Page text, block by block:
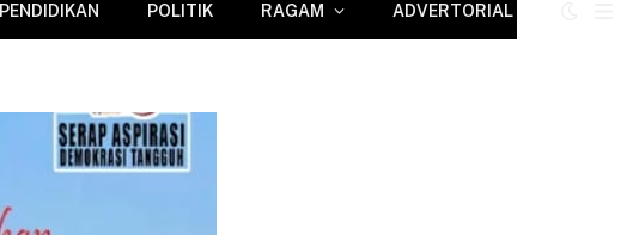
PENDIDIKAN POLITIK RAGAM ADVERTORIAL